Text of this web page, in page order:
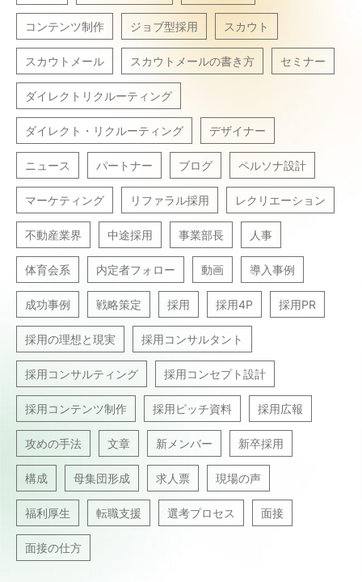
コンテンツ制作 ジョブ型採用 スカウト
スカウトメール スカウトメールの書き方 セミナー
ダイレクトリクルーティング
ダイレクト・リクルーティング デザイナー
ニュース パートナー ブログ ペルソナ設計
マーケティング リファラル採用 レクリエーション
不動産業界 中途採用 事業部長 人事
体育会系 内定者フォロー 動画 導入事例
成功事例 戦略策定 採用 採用4P 採用PR
採用の理想と現実 採用コンサルタント
採用コンサルティング 採用コンセプト設計
採用コンテンツ制作 採用ピッチ資料 採用広報
攻めの手法 文章 新メンバー 新卒採用
構成 母集団形成 求人票 現場の声
福利厚生 転職支援 選考プロセス 面接
面接の仕方